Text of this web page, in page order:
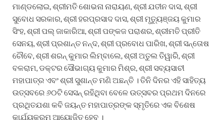
ମାଣ୍ଡଲୋଇ, ଶ୍ରୀମତି ଶୋଭନା ନାରାୟଣ, ଶ୍ରୀ ଯତୀନ ଦାସ, ଶ୍ରୀ
ସୁବୋଧ ସରକାର, ଶ୍ରୀ ହରପ୍ରସାଦ ଦାସ, ଶ୍ରୀ ମୃତ୍ୟୁଞ୍ଜୟ କୁମାର
ସିଂହ, ଶ୍ରୀ ପଲ୍ ଜାକାରିଆ, ଶ୍ରୀ ପଙ୍କଜ ପରାଶର, ଶ୍ରୀମତି ପ୍ରୀତି
ସେନୟ, ଶ୍ରୀ ପ୍ରଶାନ୍ତ ନନ୍ଦ, ଶ୍ରୀ ପ୍ରବୋଧ ପାରିଖ, ଶ୍ରୀ ସନ୍ତୋଷ
ଚୌବେ, ଶ୍ରୀ ଶରନ୍ କୁମାର ଲିମ୍ବାଲେ, ଶ୍ରୀ ଅତୁଲ ତିୱାରି, ଶ୍ରୀ
ବଳରାମ, ଡକ୍ଟର ସୌଭାଗ୍ୟ କୁମାର ମିଶ୍ର, ଶ୍ରୀ ସବ୍ୟସାଚୀ
ମହାପାତ୍ର ଏବଂ ଶ୍ରୀ ସୁଶାନ୍ତ ମଣି ଅଛନ୍ତି । ତିନି ଦିନର ଏହି ସାହିତ୍ୟ
ଉତ୍ସବରେ ୬୦ଟି ସେସନ୍ ରହିଥିବା ବେଳେ ଉତ୍ସବର ପ୍ରଥମ ଦିନରେ
ପ୍ରଥିତଯଶା କବି ଜୟନ୍ତ ମହାପାତ୍ରଙ୍କ ସ୍ମୃତିରେ ଏକ ବିଶେଷ
କାର୍ଯ୍ୟକ୍ରମ ଆୟୋଜିତ ହେବ ।